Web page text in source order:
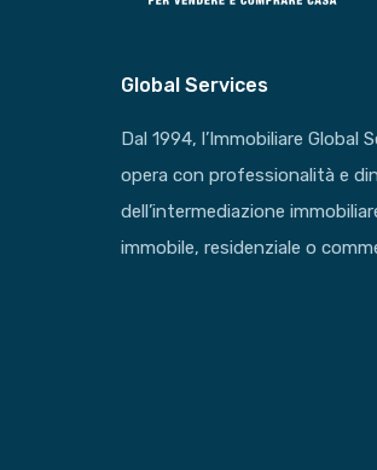
Global Services
Dal 1994, l’Immobiliare Global
opera con professionalità e
dell’intermediazione
immobile, residenziale o